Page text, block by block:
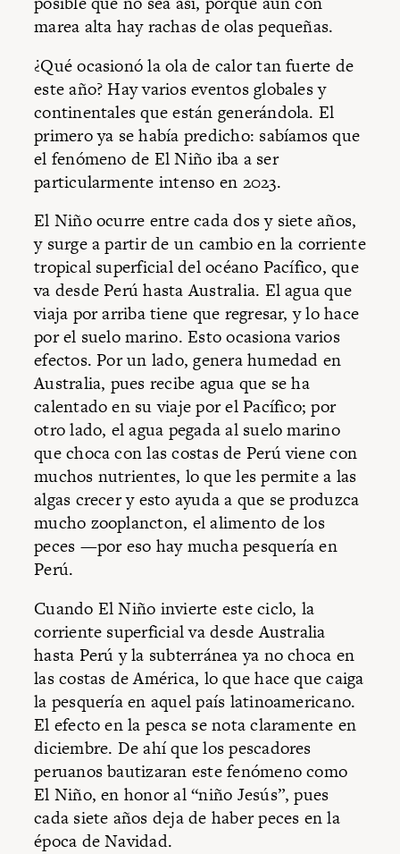
marea alta hay rachas de olas pequeñas.
¿Qué ocasionó la ola de calor tan fuerte de
este año? Hay varios eventos globales y
continentales que están generándola. El
primero ya se había predicho: sabíamos que
el fenómeno de El Niño iba a ser
particularmente intenso en 2023.
El Niño ocurre entre cada dos y siete años,
y surge a partir de un cambio en la corriente
tropical superficial del océano Pacífico, que
va desde Perú hasta Australia. El agua que
viaja por arriba tiene que regresar, y lo hace
por el suelo marino. Esto ocasiona varios
efectos. Por un lado, genera humedad en
Australia, pues recibe agua que se ha
calentado en su viaje por el Pacífico; por
otro lado, el agua pegada al suelo marino
que choca con las costas de Perú viene con
muchos nutrientes, lo que les permite a las
algas crecer y esto ayuda a que se produzca
mucho zooplancton, el alimento de los
peces —por eso hay mucha pesquería en
Perú.
Cuando El Niño invierte este ciclo, la
corriente superficial va desde Australia
hasta Perú y la subterránea ya no choca en
las costas de América, lo que hace que caiga
la pesquería en aquel país latinoamericano.
El efecto en la pesca se nota claramente en
diciembre. De ahí que los pescadores
peruanos bautizaran este fenómeno como
El Niño, en honor al “niño Jesús”, pues
cada siete años deja de haber peces en la
época de Navidad.